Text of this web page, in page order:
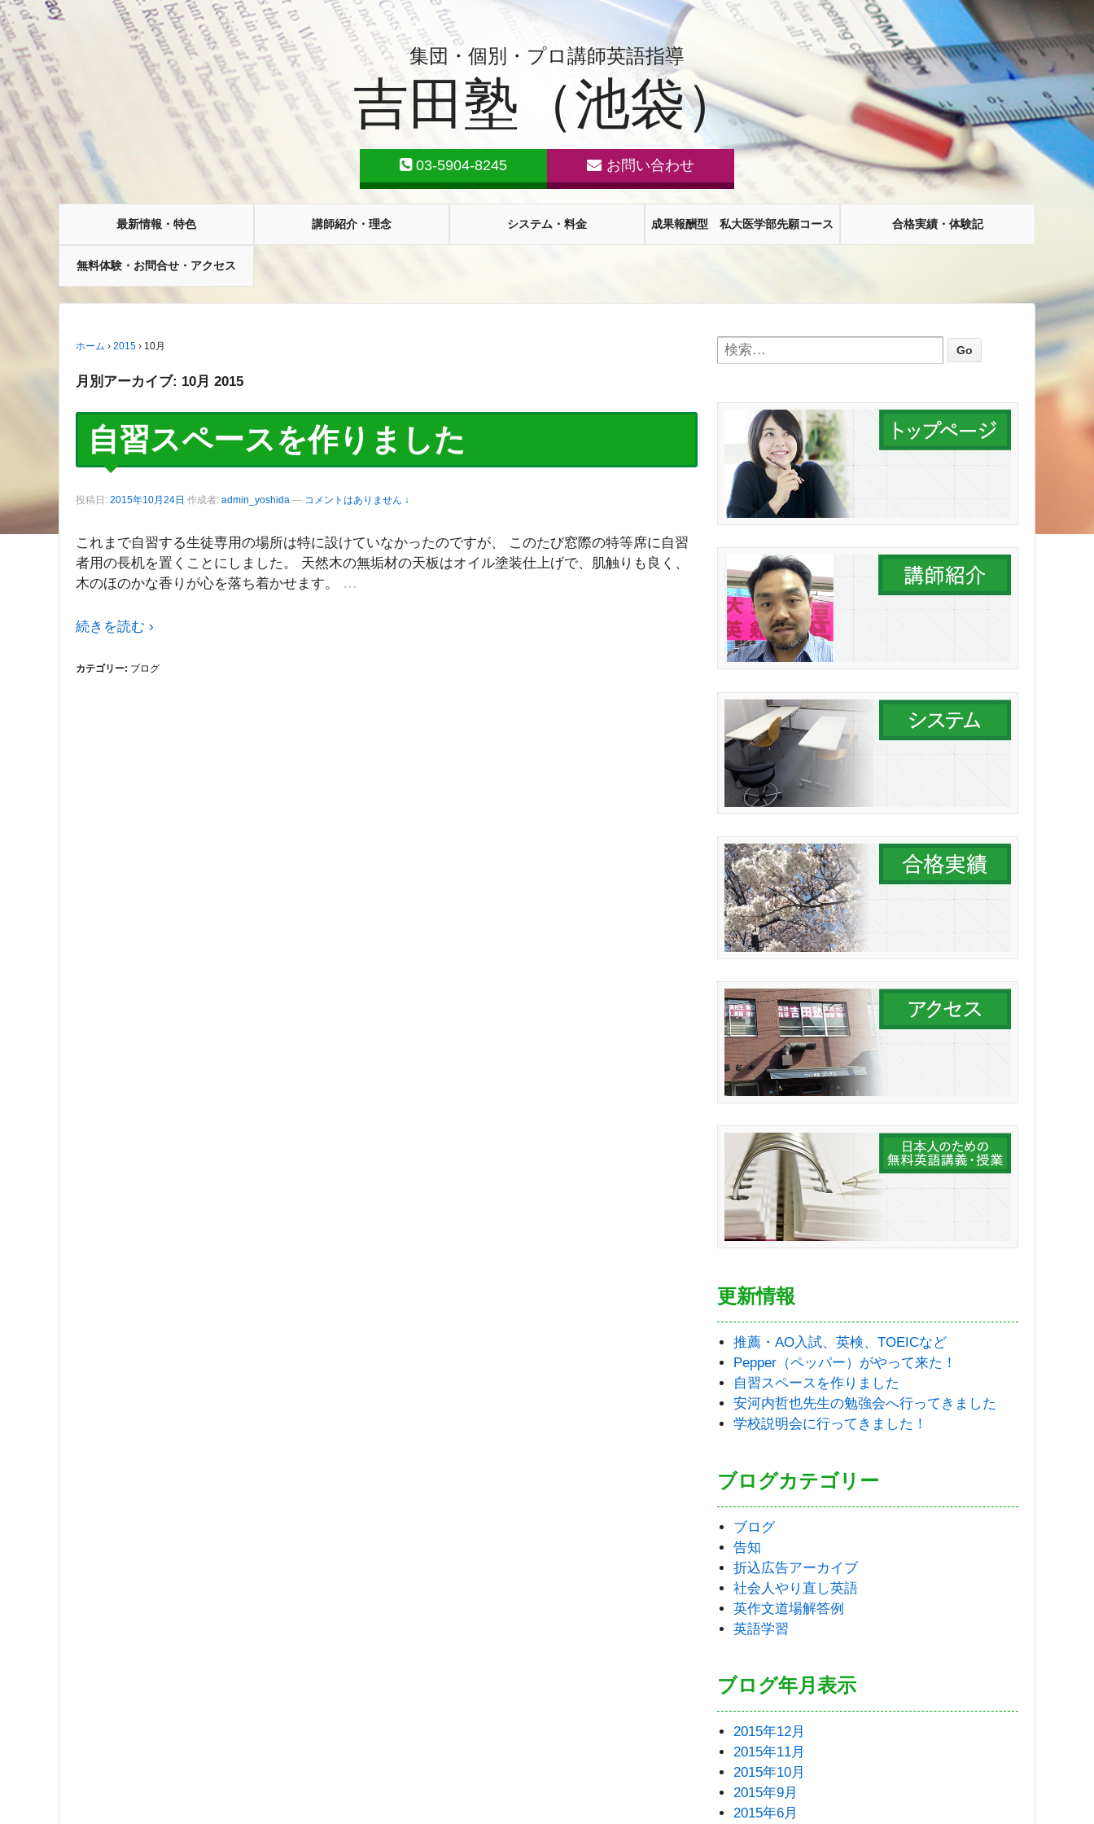
集団・個別・プロ講師英語指導
吉田塾（池袋）
03-5904-8245 お問い合わせ
最新情報・特色 講師紹介・理念 システム・料金 成果報酬型 私大医学部先願コース 合格実績・体験記
無料体験・お問合せ・アクセス
ホーム › 2015 › 10月
月別アーカイブ: 10月 2015
自習スペースを作りました
投稿日: 2015年10月24日 作成者: admin_yoshida — コメントはありません ↓
これまで自習する生徒専用の場所は特に設けていなかったのですが、 このたび窓際の特等席に自習
者用の長机を置くことにしました。 天然木の無垢材の天板はオイル塗装仕上げで、肌触りも良く、
木のほのかな香りが心を落ち着かせます。
…
続きを読む ›
カテゴリー: ブログ
検索:
更新情報
推薦・AO入試、英検、TOEICなど
Pepper（ペッパー）がやって来た！
自習スペースを作りました
安河内哲也先生の勉強会へ行ってきました
学校説明会に行ってきました！
ブログカテゴリー
ブログ
告知
折込広告アーカイブ
社会人やり直し英語
英作文道場解答例
英語学習
ブログ年月表示
2015年12月
2015年11月
2015年10月
2015年9月
2015年6月